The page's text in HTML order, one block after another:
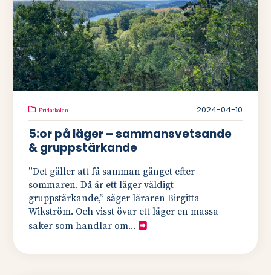
Fridaskolan 2024-04-10
5:or på läger – sammansvetsande
& gruppstärkande
”Det gäller att få samman gänget efter
sommaren. Då är ett läger väldigt
gruppstärkande,” säger läraren Birgitta
Wikström. Och visst övar ett läger en massa
saker som handlar om...